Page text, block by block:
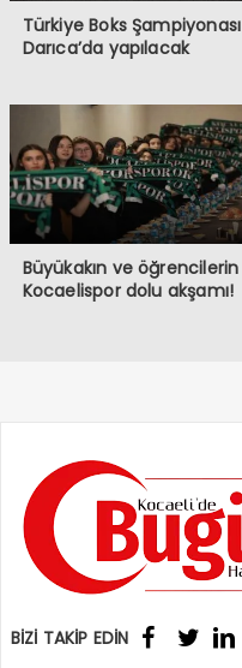
Türkiye Boks Şampiyonası
Darıca’da yapılacak
Büyükakın ve öğrencilerin
Kocaelispor dolu akşamı!
BİZİ TAKİP EDİN